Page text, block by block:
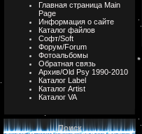
Главная страница Main
Page
Информация о сайте
Каталог файлов
Софт/Soft
Форум/Forum
Фотоальбомы
Обратная связь
Архив/Old Psy 1990-2010
Каталог Label
Каталог Artist
Каталог VA
Поиск